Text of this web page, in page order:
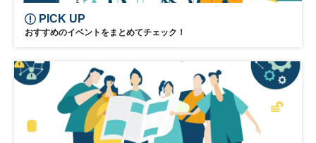
PICK UP
おすすめのイベントをまとめてチェック！